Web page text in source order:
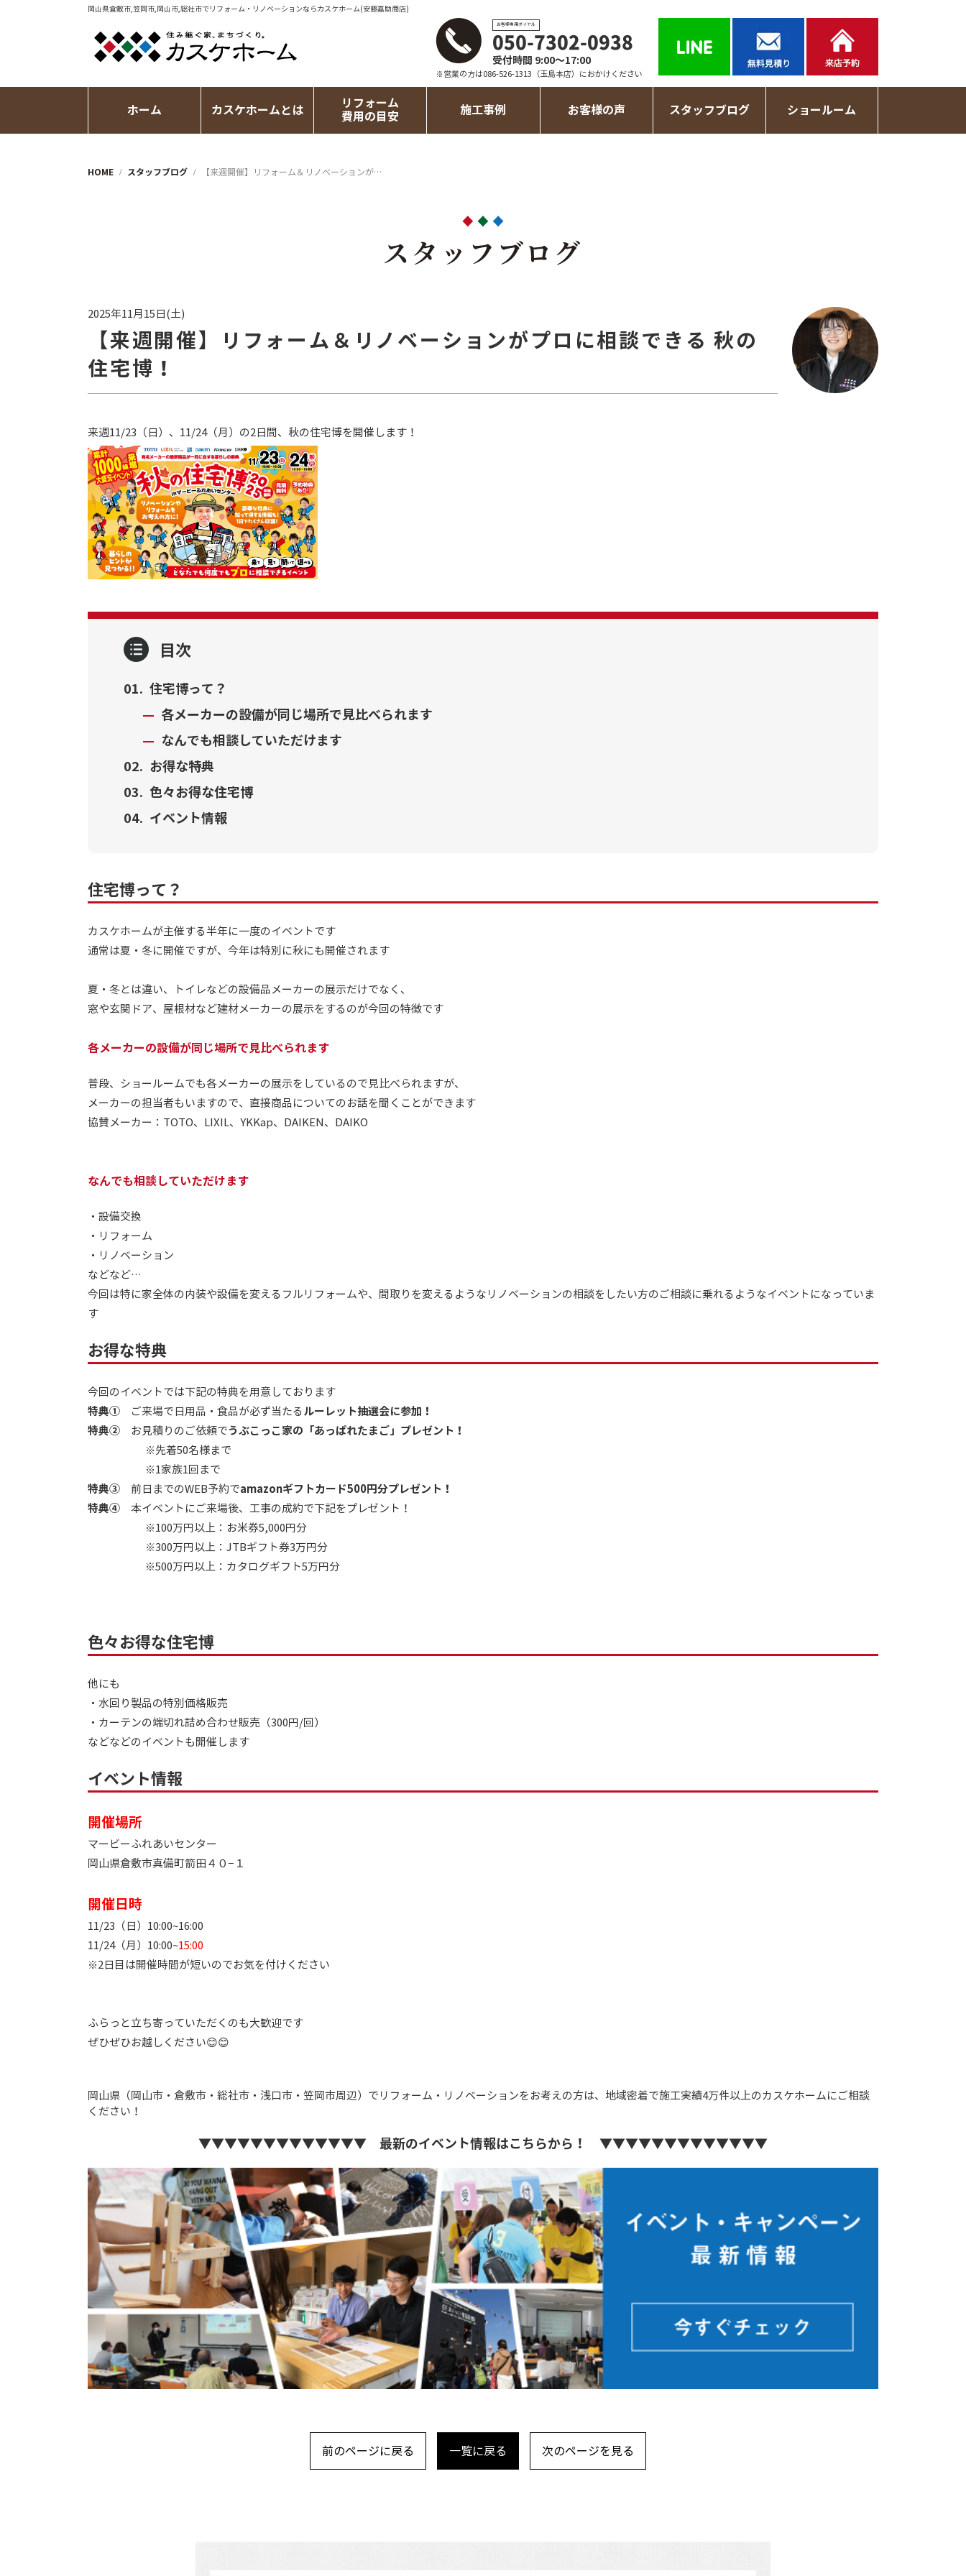
岡山県倉敷市,笠岡市,岡山市,総社市でリフォーム・リノベーションならカスケホーム(安藤嘉助商店)
お客様専用ダイヤル
050-7302-0938
受付時間 9:00～17:00
※営業の方は086-526-1313（玉島本店）におかけください
ホーム カスケホームとは
リフォーム
費用の目安
施工事例 お客様の声 スタッフブログ ショールーム
HOME スタッフブログ 【来週開催】リフォーム＆リノベーションが…
スタッフブログ
2025年11月15日(土)
【来週開催】リフォーム＆リノベーションがプロに相談できる 秋の
住宅博！
来週11/23（日）、11/24（月）の2日間、秋の住宅博を開催します！
目次
住宅博って？
各メーカーの設備が同じ場所で見比べられます
なんでも相談していただけます
お得な特典
色々お得な住宅博
イベント情報
住宅博って？
カスケホームが主催する半年に一度のイベントです
通常は夏・冬に開催ですが、今年は特別に秋にも開催されます
夏・冬とは違い、トイレなどの設備品メーカーの展示だけでなく、
窓や玄関ドア、屋根材など建材メーカーの展示をするのが今回の特徴です
各メーカーの設備が同じ場所で見比べられます
普段、ショールームでも各メーカーの展示をしているので見比べられますが、
メーカーの担当者もいますので、直接商品についてのお話を聞くことができます
協賛メーカー：TOTO、LIXIL、YKKap、DAIKEN、DAIKO
なんでも相談していただけます
・設備交換
・リフォーム
・リノベーション
などなど…
今回は特に家全体の内装や設備を変えるフルリフォームや、間取りを変えるようなリノベーションの相談をしたい方のご相談に乗れるようなイベントになっていま
す
お得な特典
今回のイベントでは下記の特典を用意しております
特典① ご来場で日用品・食品が必ず当たるルーレット抽選会に参加！
特典②
お見積りのご依頼でうぶこっこ家の「あっぱれたまご」プレゼント！
※先着50名様まで
※1家族1回まで
特典③ 前日までのWEB予約でamazonギフトカード500円分プレゼント！
特典④ 本イベントにご来場後、工事の成約で下記をプレゼント！
※100万円以上：お米券5,000円分
※300万円以上：JTBギフト券3万円分
※500万円以上：カタログギフト5万円分
色々お得な住宅博
他にも
・水回り製品の特別価格販売
・カーテンの端切れ詰め合わせ販売（300円/回）
などなどのイベントも開催します
イベント情報
開催場所
マービーふれあいセンター
岡山県倉敷市真備町箭田４０−１
開催日時
11/23（日）10:00~16:00
11/24（月）10:00~15:00
※2日目は開催時間が短いのでお気を付けください
ふらっと立ち寄っていただくのも大歓迎です
ぜひぜひお越しください😊😊
岡山県（岡山市・倉敷市・総社市・浅口市・笠岡市周辺）でリフォーム・リノベーションをお考えの方は、地域密着で施工実績4万件以上のカスケホームにご相談
ください！
▼▼▼▼▼▼▼▼▼▼▼▼▼ 最新のイベント情報はこちらから！ ▼▼▼▼▼▼▼▼▼▼▼▼▼
前のページに戻る 一覧に戻る 次のページを見る